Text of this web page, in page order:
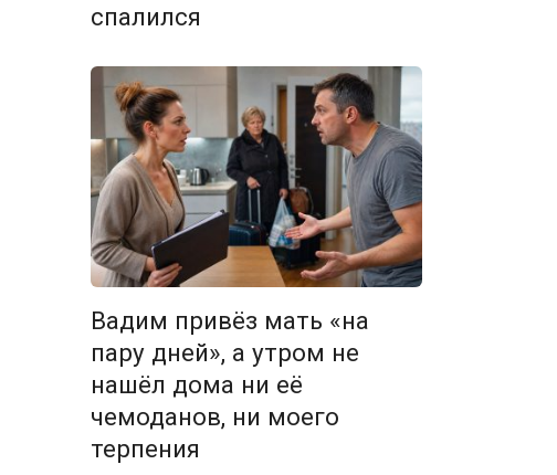
спалился
Вадим привёз мать «на
пару дней», а утром не
нашёл дома ни её
чемоданов, ни моего
терпения